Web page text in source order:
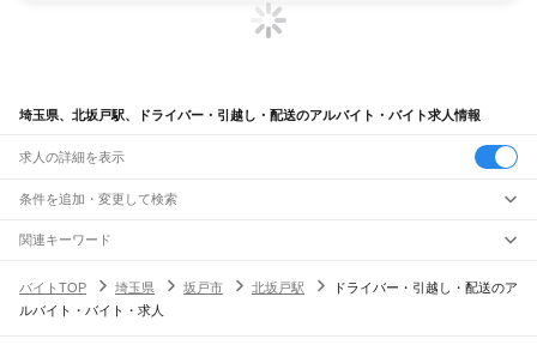
埼玉県、北坂戸駅、ドライバー・引越し・配送のアルバイト・バイト求人情報
求人の詳細を表示
条件を追加・変更して検索
市区町村を追加・変更
埼玉県すべて
さいたま市 すべて
駅を追加・変更
職種を追加・変更
関連キーワード
バイトTOP
埼玉県 坂戸市 北坂戸駅
ドライバー・引越し・配送のア
ルバイト・バイト・求人